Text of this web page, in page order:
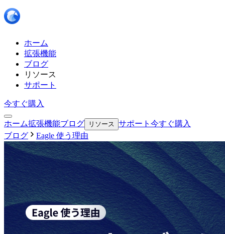
ホーム
拡張機能
ブログ
リソース
サポート
今すぐ購入
ホーム拡張機能ブログ リソース サポート 今すぐ購入
ブログ
Eagle 使う理由